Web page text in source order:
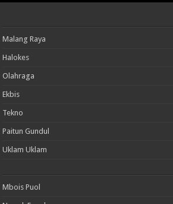
Malang Raya
Halokes
Olahraga
Ekbis
Tekno
Paitun Gundul
Uklam Uklam
Mbois Puol